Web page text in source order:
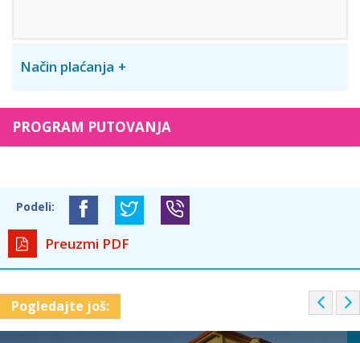
Način plaćanja
PROGRAM PUTOVANJA
Podeli:
Preuzmi PDF
Pogledajte još:
r